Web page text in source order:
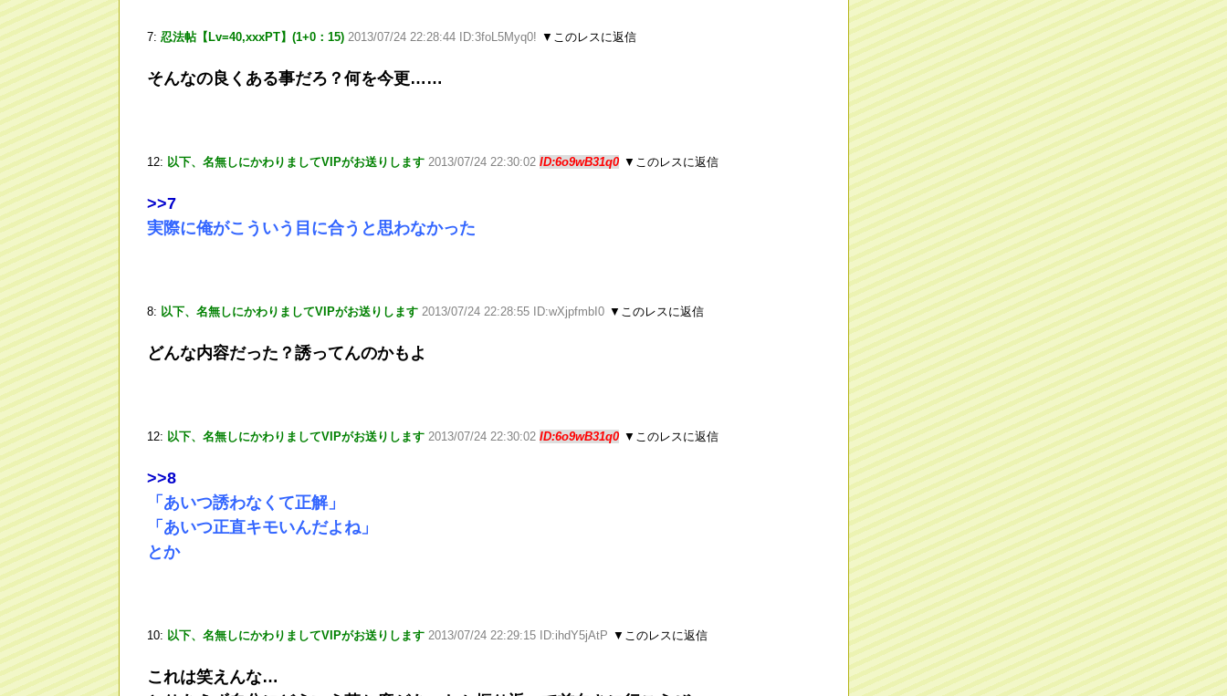
7: 忍法帖【Lv=40,xxxPT】(1+0：15) 2013/07/24 22:28:44 ID:3foL5Myq0! ▼このレスに返信
そんなの良くある事だろ？何を今更……
12: 以下、名無しにかわりましてVIPがお送りします 2013/07/24 22:30:02 ID:6o9wB31q0 ▼このレスに返信
>>7
実際に俺がこういう目に合うと思わなかった
8: 以下、名無しにかわりましてVIPがお送りします 2013/07/24 22:28:55 ID:wXjpfmbI0 ▼このレスに返信
どんな内容だった？誘ってんのかもよ
12: 以下、名無しにかわりましてVIPがお送りします 2013/07/24 22:30:02 ID:6o9wB31q0 ▼このレスに返信
>>8
「あいつ誘わなくて正解」
「あいつ正直キモいんだよね」
とか
10: 以下、名無しにかわりましてVIPがお送りします 2013/07/24 22:29:15 ID:ihdY5jAtP ▼このレスに返信
これは笑えんな…